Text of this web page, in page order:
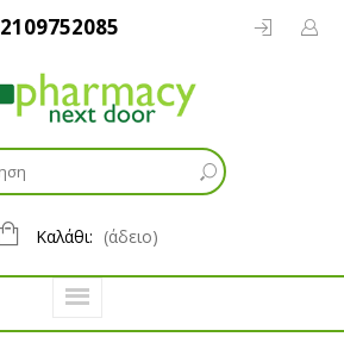
2109752085
Καλάθι: (άδειο)